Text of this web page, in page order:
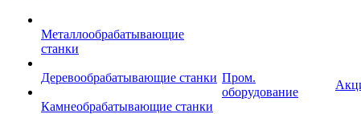
Металлообрабатывающие
станки
Деревообрабатывающие станки
Камнеобрабатывающие станки
Пром.
оборудование